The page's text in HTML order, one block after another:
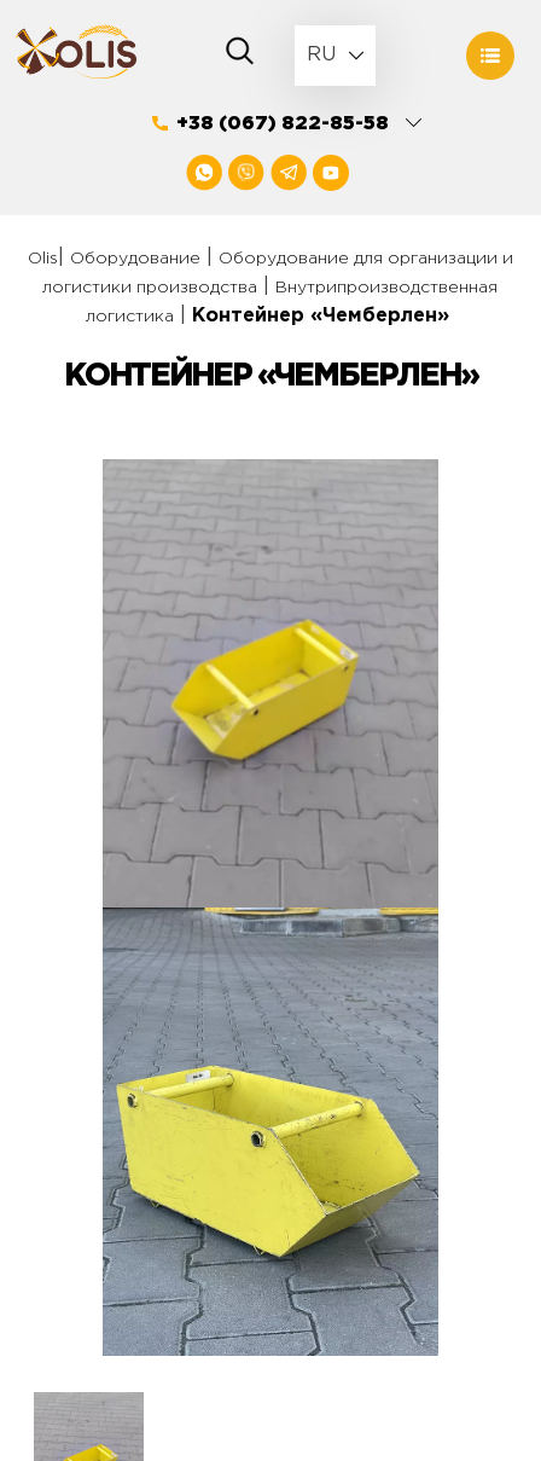
to
content
RU
+38 (067) 822-85-58
Olis Оборудование
Оборудование для организации и
логистики производства
Внутрипроизводственная
логистика
Контейнер «Чемберлен»
КОНТЕЙНЕР «ЧЕМБЕРЛЕН»